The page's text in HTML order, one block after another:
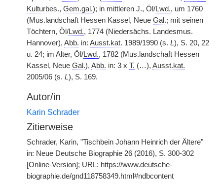
Kulturbes., Gem.gal.); in mittleren J., Öl/Lwd., um 1760
(Mus.landschaft Hessen Kassel, Neue Gal.; mit seinen
Töchtern, Öl/Lwd., 1774 (Niedersächs. Landesmus.
Hannover), Abb. in: Ausst.kat. 1989/1990 (s. L), S. 20, 22
u. 24; im Alter, Öl/Lwd., 1782 (Mus.landschaft Hessen
Kassel, Neue Gal.), Abb. in: 3 x T. (…), Ausst.kat.
2005/06 (s. L), S. 169.
Autor/in
Karin Schrader
Zitierweise
Schrader, Karin, "Tischbein Johann Heinrich der Ältere"
in: Neue Deutsche Biographie 26 (2016), S. 300-302
[Online-Version]; URL: https://www.deutsche-
biographie.de/gnd118758349.html#ndbcontent